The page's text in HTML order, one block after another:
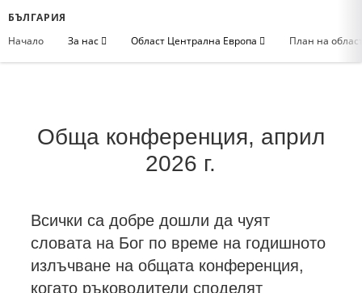
БЪЛГАРИЯ
Начало
За нас Област Централна Европа План на
Обща конференция, април
2026 г.
Всички са добре дошли да чуят
словата на Бог по време на годишното
излъчване на общата конференция,
когато ръководители споделят